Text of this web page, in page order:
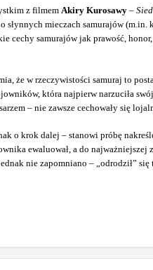
z filmem Akiry Kurosawy –
mieczach samurajów
samurajów jak prawość,
że w rzeczywistości samuraj to
która najpierw narzuciła
– nie zawsze cechowały się
o krok dalej – stanowi próbę
ewaluował, a do
nie zapomniano – „odrodził”